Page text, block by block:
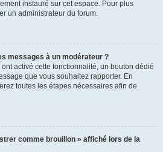
instauré sur cet espace. Pour plus
un administrateur du forum.
messages à un modérateur ?
activé cette fonctionnalité, un bouton dédié
que vous souhaitez rapporter. En
toutes les étapes nécessaires afin de
comme brouillon » affiché lors de la